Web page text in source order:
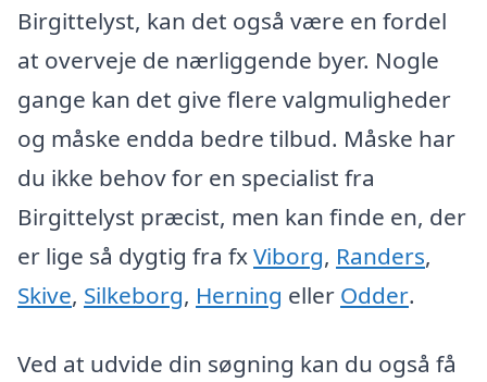
Birgittelyst, kan det også være en fordel
at overveje de nærliggende byer. Nogle
gange kan det give flere valgmuligheder
og måske endda bedre tilbud. Måske har
du ikke behov for en specialist fra
Birgittelyst præcist, men kan finde en, der
er lige så dygtig fra fxViborg, Randers,
Skive, Silkeborg, Herning eller Odder.
Ved at udvide din søgning kan du også få